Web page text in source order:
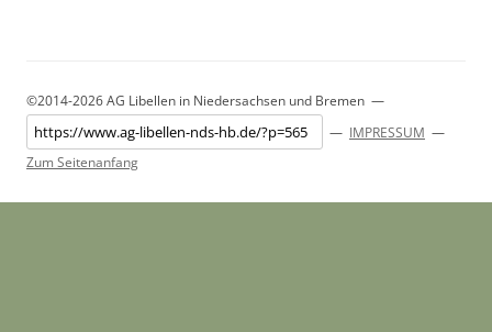
©2014-2026 AG Libellen in Niedersachsen und Bremen —
— IMPRESSUM —
Zum Seitenanfang